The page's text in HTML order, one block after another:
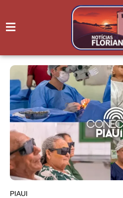
PIAUI